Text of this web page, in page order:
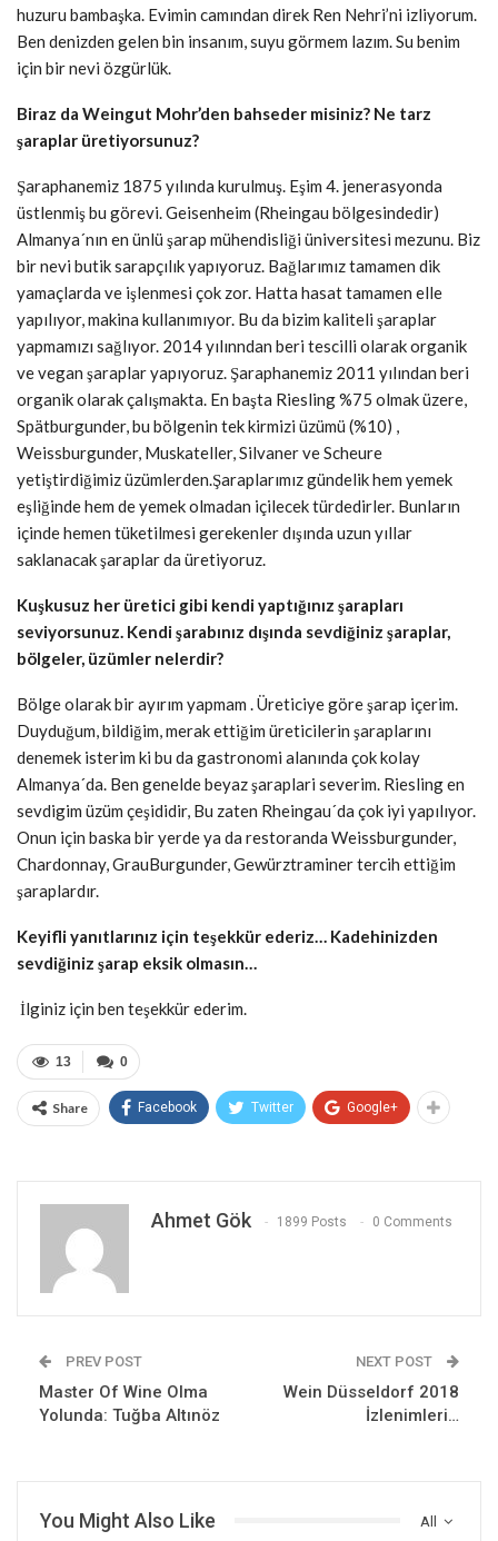
huzuru bambaşka. Evimin camından direk Ren Nehri’ni izliyorum.
Ben denizden gelen bin insanım, suyu görmem lazım. Su benim
için bir nevi özgürlük.
Biraz da Weingut Mohr’den bahseder misiniz? Ne tarz
şaraplar üretiyorsunuz?
Şaraphanemiz 1875 yılında kurulmuş. Eşim 4. jenerasyonda
üstlenmiş bu görevi. Geisenheim (Rheingau bölgesindedir)
Almanya´nın en ünlü şarap mühendisliği üniversitesi mezunu. Biz
bir nevi butik sarapçılık yapıyoruz. Bağlarımız tamamen dik
yamaçlarda ve işlenmesi çok zor. Hatta hasat tamamen elle
yapılıyor, makina kullanımıyor. Bu da bizim kaliteli şaraplar
yapmamızı sağlıyor. 2014 yılınndan beri tescilli olarak organik
ve vegan şaraplar yapıyoruz. Şaraphanemiz 2011 yılından beri
organik olarak çalışmakta. En başta Riesling %75 olmak üzere,
Spätburgunder, bu bölgenin tek kirmizi üzümü (%10) ,
Weissburgunder, Muskateller, Silvaner ve Scheure
yetiştirdiğimiz üzümlerden.Şaraplarımız gündelik hem yemek
eşliğinde hem de yemek olmadan içilecek türdedirler. Bunların
içinde hemen tüketilmesi gerekenler dışında uzun yıllar
saklanacak şaraplar da üretiyoruz.
Kuşkusuz her üretici gibi kendi yaptığınız şarapları
seviyorsunuz. Kendi şarabınız dışında sevdiğiniz şaraplar,
bölgeler, üzümler nelerdir?
Bölge olarak bir ayırım yapmam . Üreticiye göre şarap içerim.
Duyduğum, bildiğim, merak ettiğim üreticilerin şaraplarını
denemek isterim ki bu da gastronomi alanında çok kolay
Almanya´da. Ben genelde beyaz şaraplari severim. Riesling en
sevdigim üzüm çeşididir, Bu zaten Rheingau´da çok iyi yapılıyor.
Onun için baska bir yerde ya da restoranda Weissburgunder,
Chardonnay, GrauBurgunder, Gewürztraminer tercih ettiğim
şaraplardır.
Keyifli yanıtlarınız için teşekkür ederiz… Kadehinizden
sevdiğiniz şarap eksik olmasın…
İlginiz için ben teşekkür ederim.
0
13
Share Facebook Twitter Google+
Ahmet Gök 1899 Posts 0 Comments
PREV POST
Master Of Wine Olma
Yolunda: Tuğba Altınöz
NEXT POST
Wein Düsseldorf 2018
İzlenimleri…
All
You Might Also Like